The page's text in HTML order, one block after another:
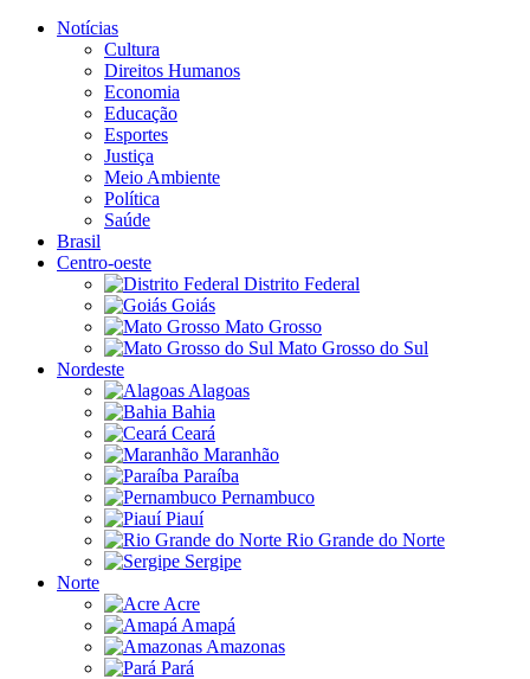
Notícias
Cultura
Direitos Humanos
Economia
Educação
Esportes
Justiça
Meio Ambiente
Política
Saúde
Brasil
Centro-oeste
Distrito Federal
Goiás
Mato Grosso
Mato Grosso do Sul
Nordeste
Alagoas
Bahia
Ceará
Maranhão
Paraíba
Pernambuco
Piauí
Rio Grande do Norte
Sergipe
Norte
Acre
Amapá
Amazonas
Pará